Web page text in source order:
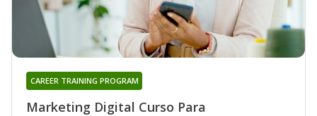
Marketing Digital Curso Para
CAREER TRAINING PROGRAM